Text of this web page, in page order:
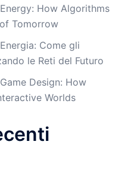
How Algorithms
Tomorrow
Come gli
le Reti del Futuro
Design: How
Worlds